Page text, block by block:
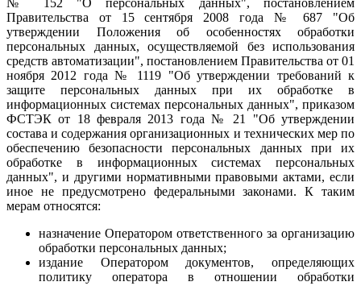
№ 152 "О персональных данных", постановлением
Правительства от 15 сентября 2008 года № 687 "Об
утверждении Положения об особенностях обработки
персональных данных, осуществляемой без использования
средств автоматизации", постановлением Правительства от 01
ноября 2012 года № 1119 "Об утверждении требований к
защите персональных данных при их обработке в
информационных системах персональных данных", приказом
ФСТЭК от 18 февраля 2013 года № 21 "Об утверждении
состава и содержания организационных и технических мер по
обеспечению безопасности персональных данных при их
обработке в информационных системах персональных
данных", и другими нормативными правовыми актами, если
иное не предусмотрено федеральными законами. К таким
мерам относятся:
назначение Оператором ответственного за организацию
обработки персональных данных;
издание Оператором документов, определяющих
политику оператора в отношении обработки